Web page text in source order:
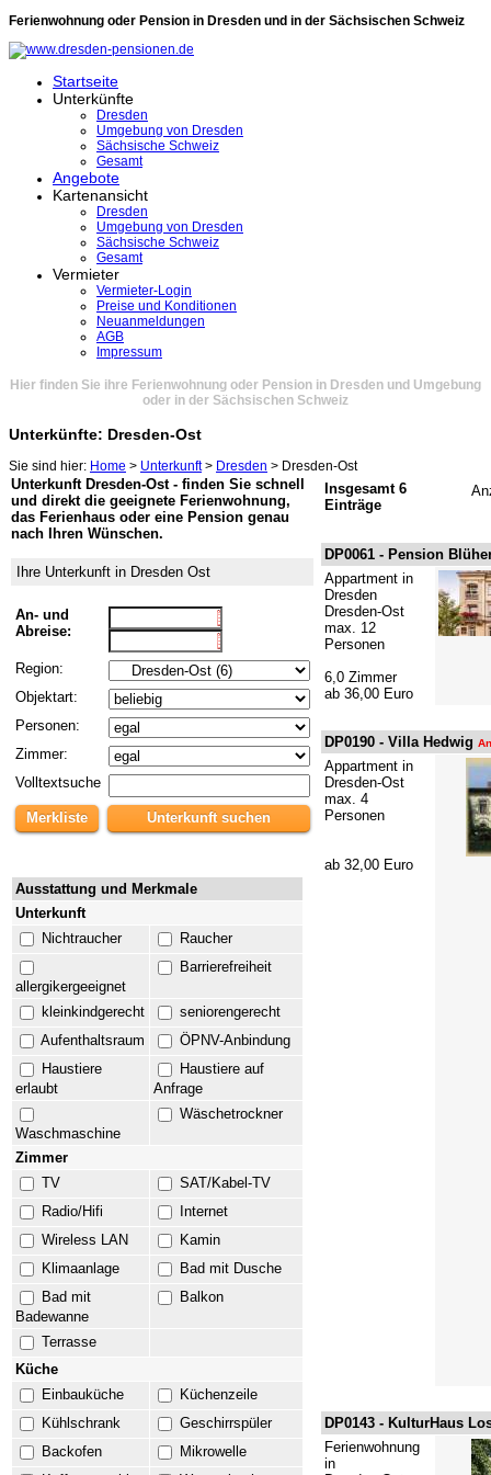
Ferienwohnung oder Pension in Dresden und in der Sächsischen Schweiz
Startseite
Unterkünfte
Dresden
Umgebung von Dresden
Sächsische Schweiz
Gesamt
Angebote
Kartenansicht
Dresden
Umgebung von Dresden
Sächsische Schweiz
Gesamt
Vermieter
Vermieter-Login
Preise und Konditionen
Neuanmeldungen
AGB
Impressum
Hier finden Sie ihre Ferienwohnung oder Pension in Dresden und Umgebung
oder in der Sächsischen Schweiz
Unterkünfte: Dresden-Ost
Sie sind hier: Home > Unterkunft> Dresden > Dresden-Ost
Unterkunft Dresden-Ost - finden Sie schnell
und direkt die geeignete Ferienwohnung,
das Ferienhaus oder eine Pension genau
nach Ihren Wünschen.
Ihre Unterkunft in Dresden Ost
An- und
Abreise:
Region:
Objektart:
Personen:
Zimmer:
Volltextsuche
Merkliste
Ausstattung und Merkmale
Unterkunft
Nichtraucher
Raucher
allergikergeeignet
Barrierefreiheit
kleinkindgerecht
seniorengerecht
Aufenthaltsraum
ÖPNV-Anbindung
Haustiere
erlaubt
Haustiere auf
Anfrage
Waschmaschine
Wäschetrockner
Zimmer
TV
SAT/Kabel-TV
Radio/Hifi
Internet
Wireless LAN
Kamin
Klimaanlage
Bad mit Dusche
Bad mit
Badewanne
Balkon
Terrasse
Küche
Einbauküche
Küchenzeile
Kühlschrank
Geschirrspüler
Backofen
Mikrowelle
Insgesamt 6
Einträge
DP0061 - Pension
Appartment in
Dresden
Dresden-Ost
max. 12
Personen
6,0 Zimmer
ab 36,00 Euro
DP0190 - Villa Hedwig
Appartment in
Dresden-Ost
max. 4
Personen
ab 32,00 Euro
DP0143 - KulturHaus
Ferienwohnung
in